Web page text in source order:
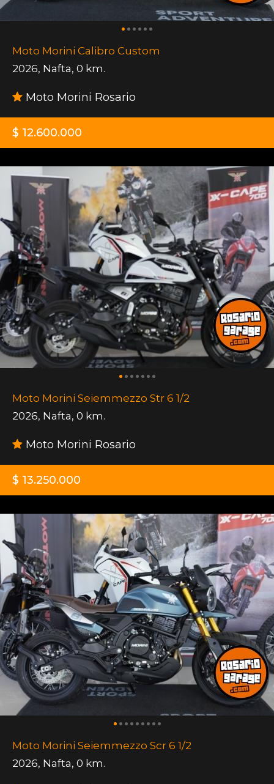
Moto Morini Calibro Custom
2026, Nafta, 0 km.
Moto Morini Rosario
$ 12.600.000
Moto Morini Seiemmezzo Str 6 1/2
2026, Nafta, 0 km.
Moto Morini Rosario
$ 13.250.000
Moto Morini Seiemmezzo Scr 6 1/2
2026, Nafta, 0 km.